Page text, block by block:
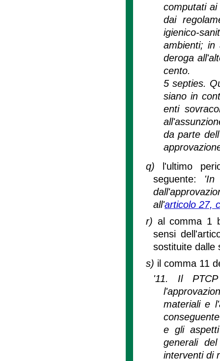
computati
dai
igienico-
ambienti; in
deroga
cento.
5 septies.
siano in
enti
da parte
q)
l'ultimo
seguente:
'In
all'articolo 27,
r) al comma 1
sensi
sostituite dalle
s) il comma 11
'11. Il
materiali e
e gli
generali
interventi di